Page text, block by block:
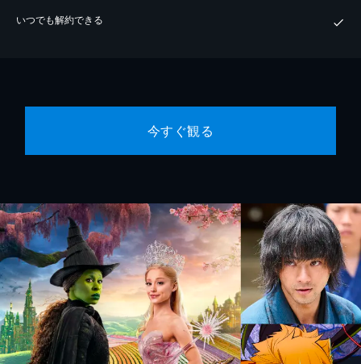
いつでも解約できる
今すぐ観る